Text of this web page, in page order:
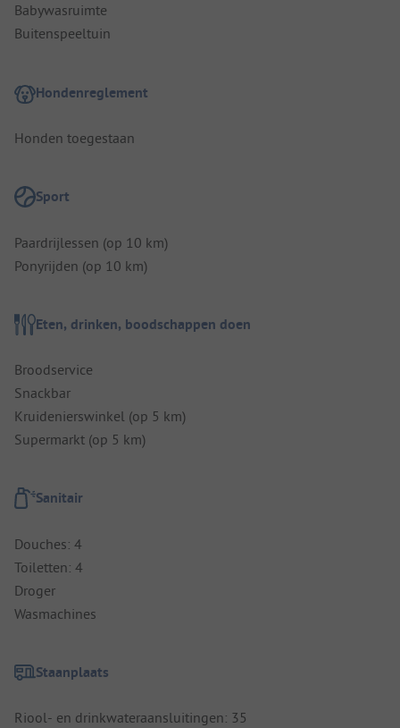
Babywasruimte
Buitenspeeltuin
Hondenreglement
Honden toegestaan
Sport
Paardrijlessen (op 10 km)
Ponyrijden (op 10 km)
Eten, drinken, boodschappen doen
Broodservice
Snackbar
Kruidenierswinkel (op 5 km)
Supermarkt (op 5 km)
Sanitair
Douches: 4
Toiletten: 4
Droger
Wasmachines
Staanplaats
Riool- en drinkwateraansluitingen: 35